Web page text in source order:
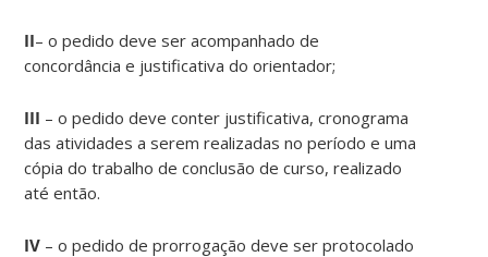
II– o pedido deve ser acompanhado de
concordância e justificativa do orientador;
III – o pedido deve conter justificativa, cronograma
das atividades a serem realizadas no período e uma
cópia do trabalho de conclusão de curso, realizado
até então.
IV – o pedido de prorrogação deve ser protocolado